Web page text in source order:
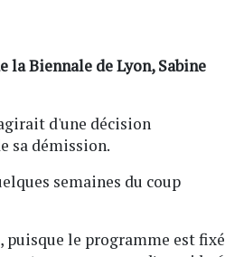
la Biennale de Lyon, Sabine
d'une décision
sa démission.
semaines du coup
puisque le programme est fixé